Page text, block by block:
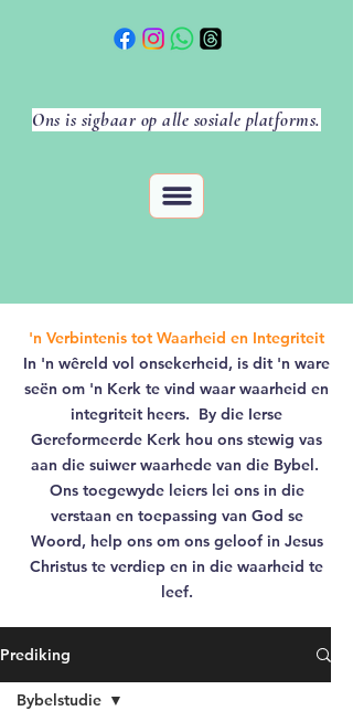
Ons is sigbaar op alle sosiale platforms.
'n Verbintenis tot Waarheid en Integriteit
In 'n wêreld vol onsekerheid, is dit 'n ware
seën om 'n Kerk te vind waar waarheid en
integriteit heers. By die Ierse
Gereformeerde Kerk hou ons stewig vas
aan die suiwer waarhede van die Bybel.
Ons toegewyde leiers lei ons in die
verstaan en toepassing van God se
Woord, help ons om ons geloof in Jesus
Christus te verdiep en in die waarheid te
leef.
Prediking
Bybelstudie